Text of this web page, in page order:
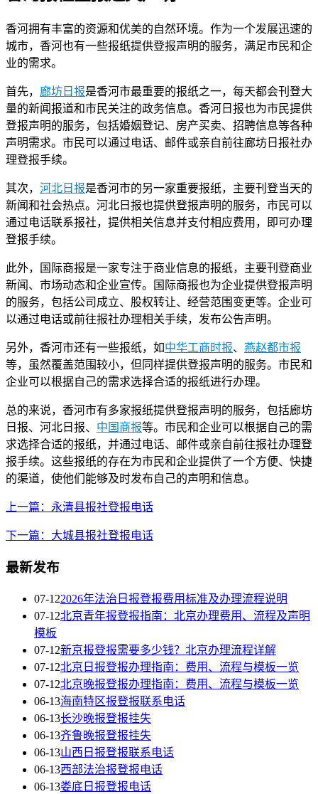
香河拥有丰富的资源和优美的自然环境。作为一个发展迅速的
城市，香河也有一些报纸提供登报声明的服务，满足市民和企
业的需求。
首先， 廊坊日报是香河市最重要的报纸之一，每天都会刊登大
量的新闻报道和市民关注的政务信息。香河日报也为市民提供
登报声明的服务，包括婚姻登记、房产买卖、招聘信息等各种
声明需求。市民可以通过电话、邮件或亲自前往廊坊日报社办
理登报手续。
其次， 河北日报是香河市的另一家重要报纸，主要刊登当天的
新闻和社会热点。河北日报也提供登报声明的服务，市民可以
通过电话联系报社，提供相关信息并支付相应费用，即可办理
登报手续。
此外，国际商报是一家专注于商业信息的报纸，主要刊登商业
新闻、市场动态和企业宣传。国际商报也为企业提供登报声明
的服务，包括公司成立、股权转让、经营范围变更等。企业可
以通过电话或前往报社办理相关手续，发布公告声明。
另外，香河市还有一些报纸，如中华工商时报、 燕赵都市报
等，虽然覆盖范围较小，但同样提供登报声明的服务。市民和
企业可以根据自己的需求选择合适的报纸进行办理。
总的来说，香河市有多家报纸提供登报声明的服务，包括廊坊
日报、河北日报、 中国商报等。市民和企业可以根据自己的需
求选择合适的报纸，并通过电话、邮件或亲自前往报社办理登
报手续。这些报纸的存在为市民和企业提供了一个方便、快捷
的渠道，使他们能够及时发布自己的声明和信息。
上一篇：永清县报社登报电话
下一篇：大城县报社登报电话
最新发布
07-122026年法治日报登报费用标准及办理流程说明
07-12北京青年报登报指南：北京办理费用、流程及声明
模板
07-12新京报登报需要多少钱？北京办理流程详解
07-12北京日报登报办理指南：费用、流程与模板一览
07-12北京晚报登报办理指南：费用、流程与模板一览
06-13海南特区报登报联系电话
06-13长沙晚报登报挂失
06-13齐鲁晚报登报挂失
06-13山西日报登报联系电话
06-13西部法治报登报电话
06-13娄底日报登报电话